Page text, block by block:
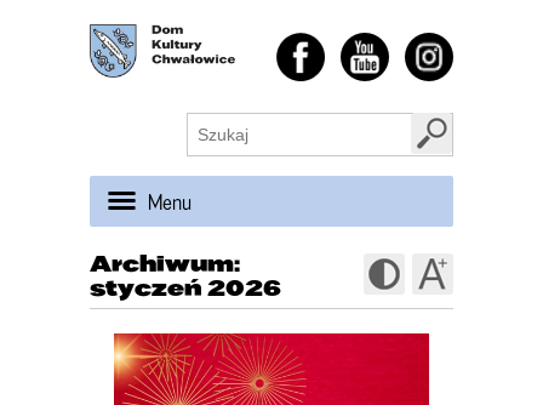
Menu
Archiwum:
styczeń 2026